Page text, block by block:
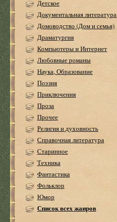
Детское
Документальная литература
Домоводство (Дом и семья)
Драматургия
Компьютеры и Интернет
Любовные романы
Наука, Образование
Поэзия
Приключения
Проза
Прочее
Религия и духовность
Справочная литература
Старинное
Техника
Фантастика
Фольклор
Юмор
Список всех жанров